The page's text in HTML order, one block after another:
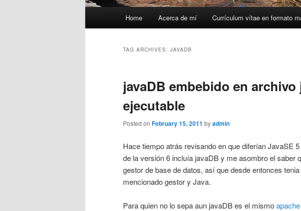
Home Acerca de mí Currículum vítae en formato
TAG ARCHIVES: JAVADB
javaDB embebido en archivo
ejecutable
Posted on February 15, 2011 byadmin
Hace tiempo atrás revisando en que diferían JavaSE
de la versión 6 incluía javaDB y me asombro el saber
gestor de base de datos, así que desde entonces
mencionado gestor y Java.
Para quien no lo sepa aun javaDB es el mismo